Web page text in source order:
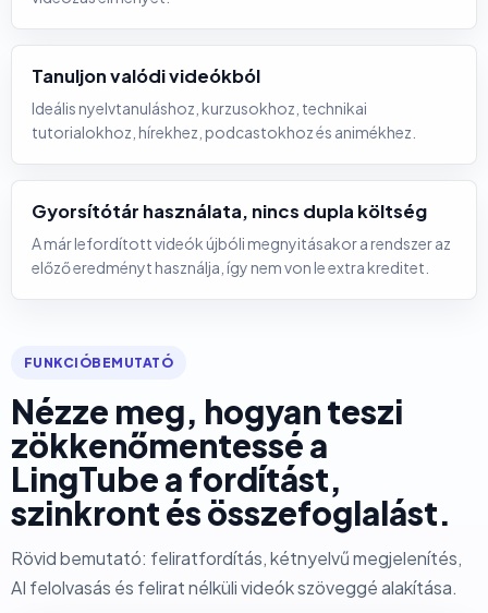
Tanuljon valódi videókból
Ideális nyelvtanuláshoz, kurzusokhoz, technikai
tutorialokhoz, hírekhez, podcastokhoz és animékhez.
Gyorsítótár használata, nincs dupla költség
A már lefordított videók újbóli megnyitásakor a rendszer az
előző eredményt használja, így nem von le extra kreditet.
FUNKCIÓBEMUTATÓ
Nézze meg, hogyan teszi
zökkenőmentessé a
LingTube a fordítást,
szinkront és összefoglalást.
Rövid bemutató: feliratfordítás, kétnyelvű megjelenítés,
AI felolvasás és felirat nélküli videók szöveggé alakítása.